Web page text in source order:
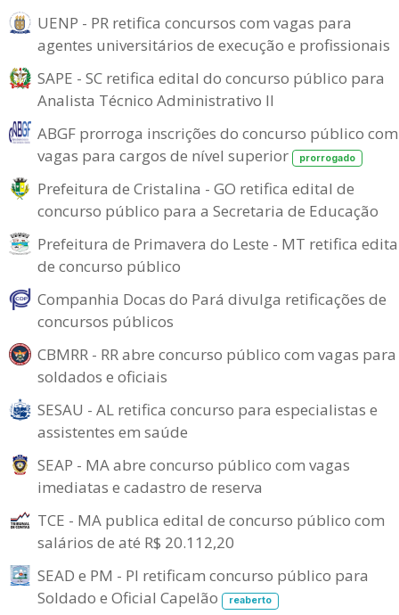
UENP - PR retifica concursos com vagas para
agentes universitários de execução e profissionais
SAPE - SC retifica edital do concurso público para
Analista Técnico Administrativo II
ABGF prorroga inscrições do concurso público com
vagas para cargos de nível superior
prorrogado
Prefeitura de Cristalina - GO retifica edital de
concurso público para a Secretaria de Educação
Prefeitura de Primavera do Leste - MT retifica
de concurso público
Companhia Docas do Pará divulga retificações de
concursos públicos
CBMRR - RR abre concurso público com vagas para
soldados e oficiais
SESAU - AL retifica concurso para especialistas e
assistentes em saúde
SEAP - MA abre concurso público com vagas
imediatas e cadastro de reserva
TCE - MA publica edital de concurso público com
salários de até R$ 20.112,20
SEAD e PM - PI retificam concurso público para
Soldado e Oficial Capelão
reaberto